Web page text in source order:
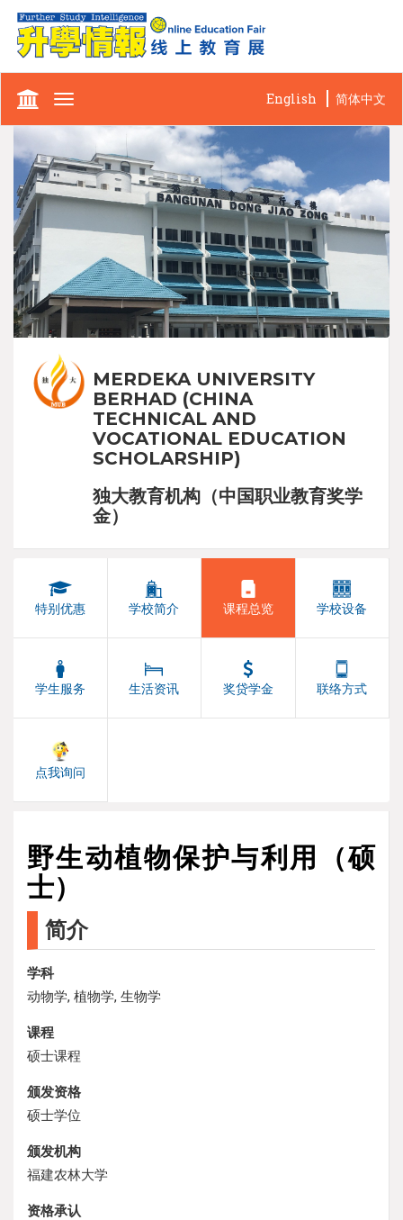
Toggle
English 简体中文
MERDEKA UNIVERSITY
BERHAD (CHINA
TECHNICAL AND
VOCATIONAL EDUCATION
SCHOLARSHIP)
独大教育机构（中国职业教育奖学
金）
特别优惠 学校简介 课程总览 学校设备
学生服务 生活资讯 奖贷学金 联络方式
点我询问
野生动植物保护与利用（硕
士）
简介
学科
动物学, 植物学, 生物学
课程
硕士课程
颁发资格
硕士学位
颁发机构
福建农林大学
资格承认